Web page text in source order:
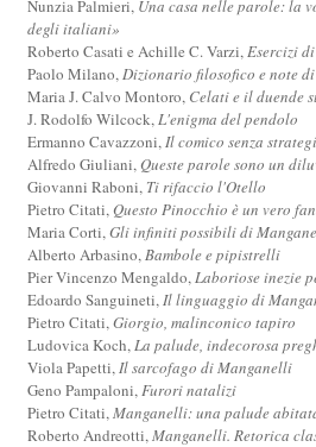
Nunzia Palmieri, Una casa nelle parole: la
degli italiani»
Roberto Casati e Achille C. Varzi,Esercizi
Paolo Milano,Dizionario filosofico e note di
Maria J. Calvo Montoro, Celati e il duende
J. Rodolfo Wilcock,L'enigma del pendolo
Ermanno Cavazzoni,Il comico senza
Alfredo Giuliani,Queste parole sono un
Giovanni Raboni, Ti rifaccio l'Otello
Pietro Citati,Questo Pinocchio è un vero
Maria Corti,Gli infiniti possibili di
Alberto Arbasino,Bambole e pipistrelli
Pier Vincenzo Mengaldo,Laboriose inezie
Edoardo Sanguineti,Il linguaggio di
Pietro Citati,Giorgio, malinconico tapiro
Ludovica Koch,La palude, indecorosa
Viola Papetti,Il sarcofago di Manganelli
Geno Pampaloni,Furori natalizi
Pietro Citati,Manganelli: una palude
Roberto Andreotti,Manganelli. Retorica